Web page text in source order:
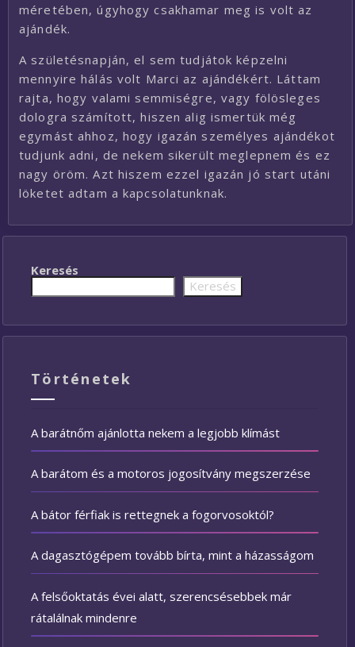
méretében, úgyhogy csakhamar meg is volt az
ajándék.
A születésnapján, el sem tudjátok képzelni
mennyire hálás volt Marci az ajándékért. Láttam
rajta, hogy valami semmiségre, vagy fölösleges
dologra számított, hiszen alig ismertük még
egymást ahhoz, hogy igazán személyes ajándékot
tudjunk adni, de nekem sikerült meglepnem és ez
nagy öröm. Azt hiszem ezzel igazán jó start utáni
löketet adtam a kapcsolatunknak.
Keresés
Keresés
Történetek
A barátnőm ajánlotta nekem a legjobb klímást
A barátom és a motoros jogosítvány megszerzése
A bátor férfiak is rettegnek a fogorvosoktól?
A dagasztógépem tovább bírta, mint a házasságom
A felsőoktatás évei alatt, szerencsésebbek már
rátalálnak mindenre